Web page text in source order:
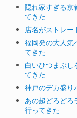
隠れ家すぎる京
てきた
店名がストレ
福岡発の大人気
てきた
白いひつまぶし
てきた
神戸のデカ盛り
あの超どろどろ
行ってきた